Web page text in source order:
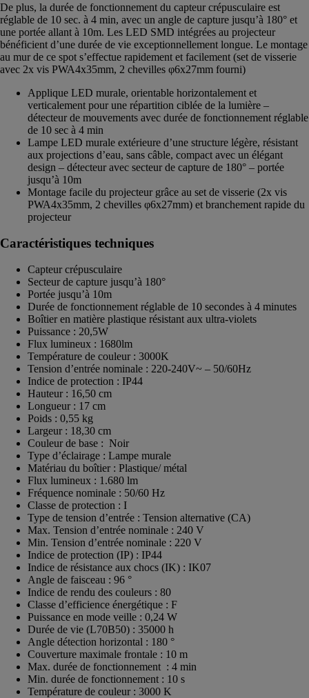
De plus, la durée de fonctionnement du capteur crépusculaire est
réglable de 10 sec. à 4 min, avec un angle de capture jusqu’à 180° et
une portée allant à 10m. Les LED SMD intégrées au projecteur
bénéficient d’une durée de vie exceptionnellement longue. Le montage
au mur de ce spot s’effectue rapidement et facilement (set de visserie
avec 2x vis PWA4x35mm, 2 chevilles φ6x27mm fourni)
Applique LED murale, orientable horizontalement et
verticalement pour une répartition ciblée de la lumière –
détecteur de mouvements avec durée de fonctionnement réglable
de 10 sec à 4 min
Lampe LED murale extérieure d’une structure légère, résistant
aux projections d’eau, sans câble, compact avec un élégant
design – détecteur avec secteur de capture de 180° – portée
jusqu’à 10m
Montage facile du projecteur grâce au set de visserie (2x vis
PWA4x35mm, 2 chevilles φ6x27mm) et branchement rapide du
projecteur
Caractéristiques techniques
Capteur crépusculaire
Secteur de capture jusqu’à 180°
Portée jusqu’à 10m
Durée de fonctionnement réglable de 10 secondes à 4 minutes
Boîtier en matière plastique résistant aux ultra-violets
Puissance : 20,5W
Flux lumineux : 1680lm
Température de couleur : 3000K
Tension d’entrée nominale : 220-240V~ – 50/60Hz
Indice de protection : IP44
Hauteur : 16,50 cm
Longueur : 17 cm
Poids : 0,55 kg
Largeur : 18,30 cm
Couleur de base : Noir
Type d’éclairage : Lampe murale
Matériau du boîtier : Plastique/ métal
Flux lumineux : 1.680 lm
Fréquence nominale : 50/60 Hz
Classe de protection : I
Type de tension d’entrée : Tension alternative (CA)
Max. Tension d’entrée nominale : 240 V
Min. Tension d’entrée nominale : 220 V
Indice de protection (IP) : IP44
Indice de résistance aux chocs (IK) : IK07
Angle de faisceau : 96 °
Indice de rendu des couleurs : 80
Classe d’efficience énergétique : F
Puissance en mode veille : 0,24 W
Durée de vie (L70B50) : 35000 h
Angle détection horizontal : 180 °
Couverture maximale frontale : 10 m
Max. durée de fonctionnement : 4 min
Min. durée de fonctionnement : 10 s
Température de couleur : 3000 K